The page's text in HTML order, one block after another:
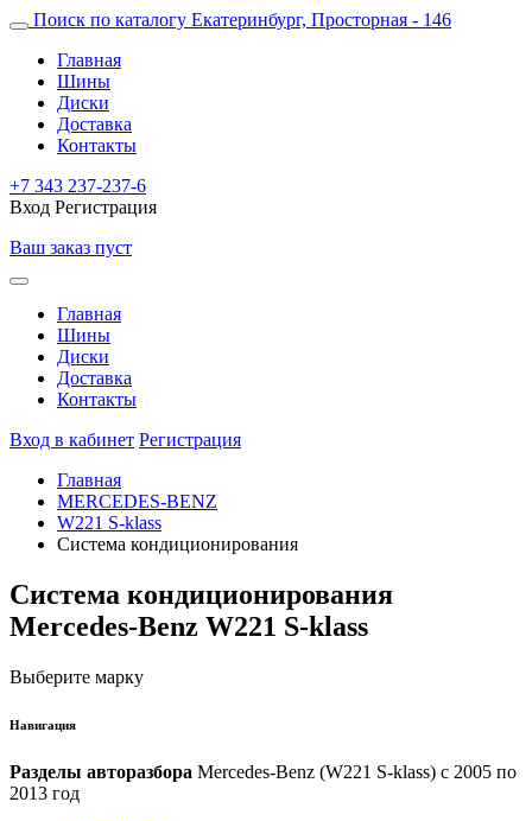
Поиск по каталогу Екатеринбург, Просторная - 146
Главная
Шины
Диски
Доставка
Контакты
+7 343 237-237-6
Вход Регистрация
Ваш заказ пуст
Главная
Шины
Диски
Доставка
Контакты
Вход в кабинет Регистрация
Главная
MERCEDES-BENZ
W221 S-klass
Система кондиционирования
Система кондиционирования
Mercedes-Benz W221 S-klass
Выберите марку
Навигация
Разделы авторазбора Mercedes-Benz (W221 S-klass) с 2005 по
2013 год